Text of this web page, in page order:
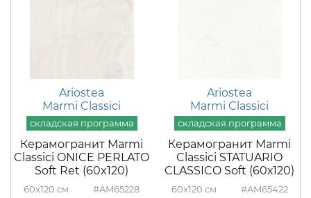
Ariostea
Marmi Classici
Керамогранит Marmi
Classici ONICE PERLATO
Soft Ret (60x120)
60x120 #AM65228
Ariostea
Marmi Classici
Керамогранит Marmi
Classici STATUARIO
CLASSICO Soft (60х120)
60x120 #AM65422